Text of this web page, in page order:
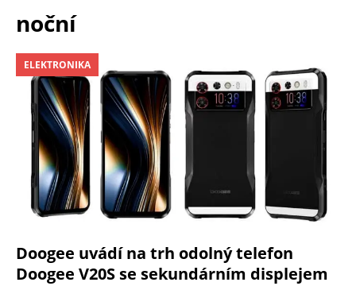
noční
ELEKTRONIKA
Doogee uvádí na trh odolný telefon
Doogee V20S se sekundárním displejem